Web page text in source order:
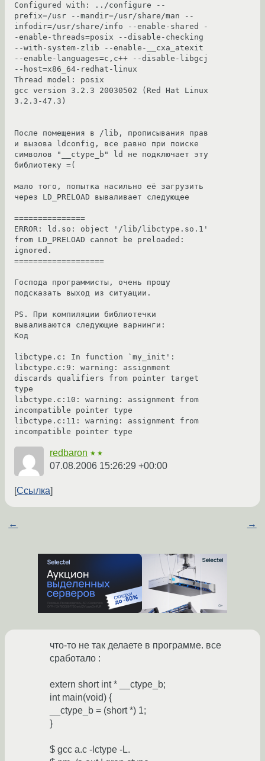
Configured with: ../configure --
prefix=/usr --mandir=/usr/share/man --
infodir=/usr/share/info --enable-shared -
-enable-threads=posix --disable-checking
--with-system-zlib --enable-__cxa_atexit
--enable-languages=c,c++ --disable-libgcj
--host=x86_64-redhat-linux
Thread model: posix
gcc version 3.2.3 20030502 (Red Hat Linux
3.2.3-47.3)
После помещения в /lib, прописывания прав
и вызова ldconfig, все равно при поиске
символов "__ctype_b" ld не подключает эту
библиотеку =(
мало того, попытка насильно её загрузить
через LD_PRELOAD вываливает следующее
===============
ERROR: ld.so: object '/lib/libctype.so.1'
from LD_PRELOAD cannot be preloaded:
ignored.
===================
Господа программисты, очень прошу
подсказать выход из ситуации.
PS. При компиляции библиотечки
вываливаются следующие варнинги:
Код
libctype.c: In function `my_init':
libctype.c:9: warning: assignment
discards qualifiers from pointer target
type
libctype.c:10: warning: assignment from
incompatible pointer type
libctype.c:11: warning: assignment from
incompatible pointer type
redbaron ★★
07.08.2006 15:26:29 +00:00
Ссылка
← →
что-то не так делаете в программе. все
сработало :
extern short int * __ctype_b;
int main(void) {
__ctype_b = (short *) 1;
}
$ gcc a.c -lctype -L.